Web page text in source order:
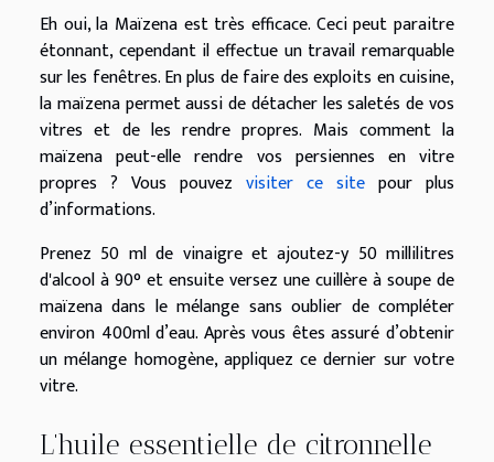
Eh oui, la Maïzena est très efficace. Ceci peut paraitre
étonnant, cependant il effectue un travail remarquable
sur les fenêtres. En plus de faire des exploits en cuisine,
la maïzena permet aussi de détacher les saletés de vos
vitres et de les rendre propres. Mais comment la
maïzena peut-elle rendre vos persiennes en vitre
propres ? Vous pouvez visiter ce site pour plus
d’informations.
Prenez 50 ml de vinaigre et ajoutez-y 50 millilitres
d'alcool à 90° et ensuite versez une cuillère à soupe de
maïzena dans le mélange sans oublier de compléter
environ 400ml d’eau. Après vous êtes assuré d’obtenir
un mélange homogène, appliquez ce dernier sur votre
vitre.
L’huile essentielle de citronnelle